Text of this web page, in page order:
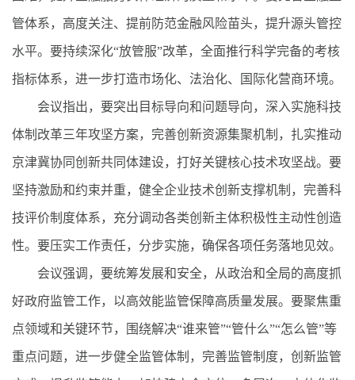
管体系，高度关注、提前防范金融风险苗头，提升源头管控
水平。要持续深化“放管服”改革，全面推行科学完备的考核
指标体系，进一步打造市场化、法治化、国际化营商环境。
会议指出，要突出目标导向和问题导向，深入实施科技
体制改革三年攻坚方案，完善创新资源集聚机制，扎实推动
京津冀协同创新共同体建设，打好关键核心技术攻坚战。要
坚持激励和约束并重，健全企业技术创新支撑机制，完善科
技评价制度体系，充分调动各类创新主体积极性主动性创造
性。要压实工作责任，分步实施，确保各项任务落地见效。
会议强调，要统筹发展和安全，从政治和全局的高度抓
好政府监管工作，以高效能监管保障高质量发展。要聚焦重
点领域和关键环节，围绕解决“谁来管”“管什么”“怎么管”等
重点问题，进一步健全监管体制，完善监管制度，创新监管